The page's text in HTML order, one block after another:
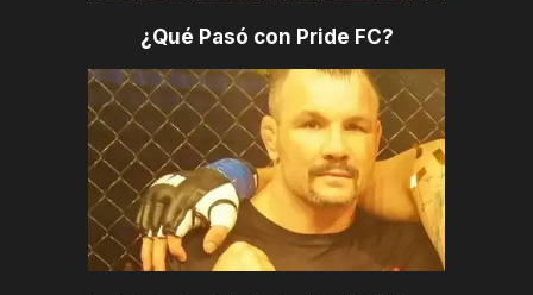
¿Qué Pasó con Pride FC?